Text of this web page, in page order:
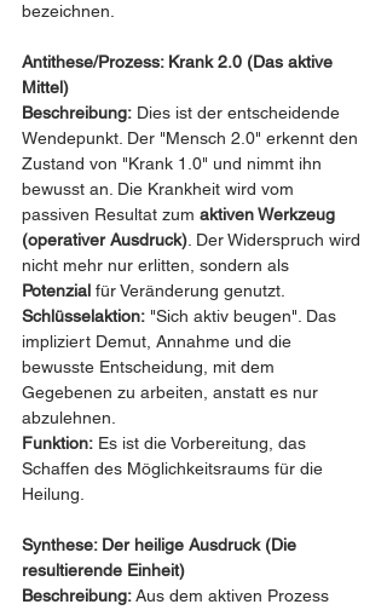
bezeichnen.
Antithese/Prozess: Krank 2.0 (Das aktive
Mittel)
Beschreibung: Dies ist der entscheidende
Wendepunkt. Der "Mensch 2.0" erkennt den
Zustand von "Krank 1.0" und nimmt ihn
bewusst an. Die Krankheit wird vom
passiven Resultat zum aktiven Werkzeug
(operativer Ausdruck) . Der Widerspruch wird
nicht mehr nur erlitten, sondern als
Potenzial für Veränderung genutzt.
Schlüsselaktion: "Sich aktiv beugen". Das
impliziert Demut, Annahme und die
bewusste Entscheidung, mit dem
Gegebenen zu arbeiten, anstatt es nur
abzulehnen.
Funktion: Es ist die Vorbereitung, das
Schaffen des Möglichkeitsraums für die
Heilung.
Synthese: Der heilige Ausdruck (Die
resultierende Einheit)
Beschreibung: Aus dem aktiven Prozess